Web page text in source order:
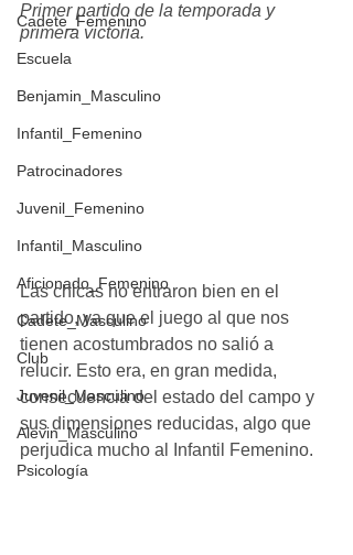
Cadete_Femenino
Escuela
Benjamin_Masculino
Infantil_Femenino
Patrocinadores
Juvenil_Femenino
Infantil_Masculino
Aficionado_Femenino
Cadete_Masculino
Club
Juvenil_Masculino
Alevin_Masculino
Psicología
Primer partido de la temporada y
primera victoria.
Las chicas no entraron bien en el
partido, ya que el juego al que nos
tienen acostumbrados no salió a
relucir. Esto era, en gran medida,
consecuencia del estado del campo y
sus dimensiones reducidas, algo que
perjudica mucho al Infantil Femenino.